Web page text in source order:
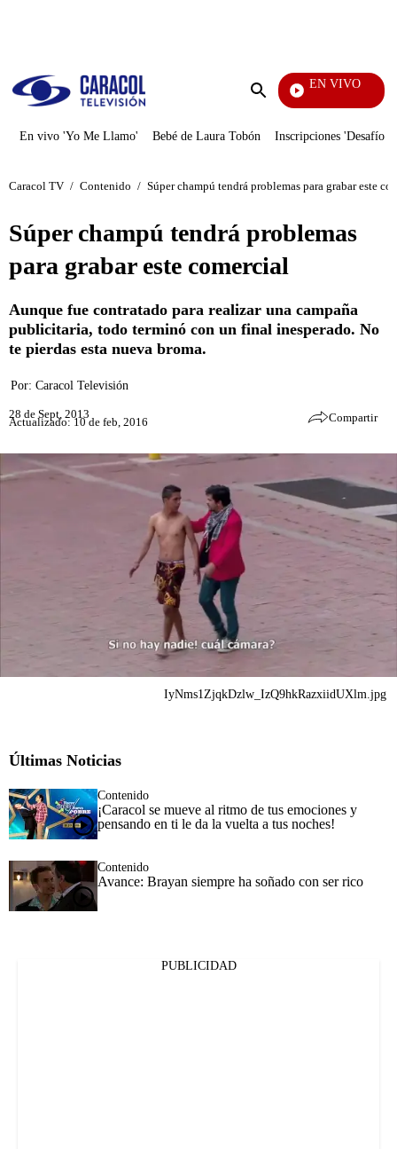
Enviar
EN VIVO
Pura
En vivo 'Yo Me Llamo' Bebé de Laura Tobón Inscripciones 'Desafío'
Caracol TV / Contenido / Súper champú tendrá problemas para grabar este
Súper champú tendrá problemas
para grabar este comercial
Aunque fue contratado para realizar una campaña
publicitaria, todo terminó con un final inesperado. No
te pierdas esta nueva broma.
Por: Caracol Televisión
28 de Sept, 2013
Actualizado: 10 de feb, 2016 Compartir
IyNms1ZjqkDzlw_IzQ9hkRazxiidUXlm.jpg
Últimas Noticias
Contenido
¡Caracol se mueve al ritmo de tus emociones y
pensando en ti le da la vuelta a tus noches!
Contenido
Avance: Brayan siempre ha soñado con ser rico
PUBLICIDAD